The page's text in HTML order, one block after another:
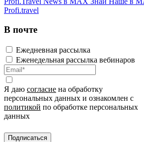
Profi.travel
В почте
Ежедневная рассылка
Еженедельная рассылка вебинаров
Я даю согласие на обработку
персональных данных и ознакомлен с
политикой по обработке персональных
данных
Подписаться